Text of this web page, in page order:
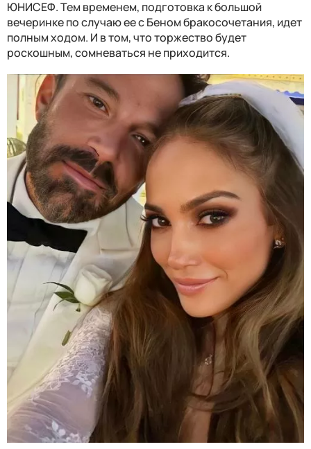
ЮНИСЕФ. Тем временем, подготовка к большой
вечеринке по случаю ее с Беном бракосочетания, идет
полным ходом. И в том, что торжество будет
роскошным, сомневаться не приходится.